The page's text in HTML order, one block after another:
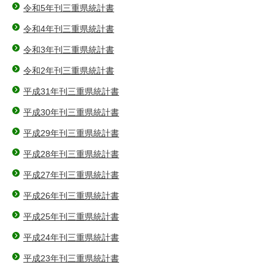
令和5年刊三重県統計書
令和4年刊三重県統計書
令和3年刊三重県統計書
令和2年刊三重県統計書
平成31年刊三重県統計書
平成30年刊三重県統計書
平成29年刊三重県統計書
平成28年刊三重県統計書
平成27年刊三重県統計書
平成26年刊三重県統計書
平成25年刊三重県統計書
平成24年刊三重県統計書
平成23年刊三重県統計書